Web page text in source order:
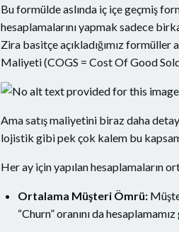
Bu formülde aslında iç içe geçmiş
hesaplamalarını yapmak sadece
Zira basitçe açıkladığımız
Maliyeti (COGS = Cost Of Good
Ama satış maliyetini biraz daha
lojistik gibi pek çok kalem bu
Her ay için yapılan hesaplamaların
Ortalama Müşteri Ömrü:
“Churn” oranını da